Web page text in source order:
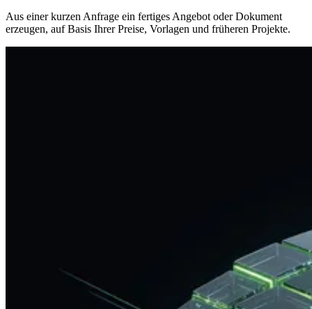
Aus einer kurzen Anfrage ein fertiges Angebot oder Dokument
erzeugen, auf Basis Ihrer Preise, Vorlagen und früheren Projekte.